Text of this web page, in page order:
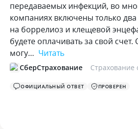
передаваемых инфекций, во
компаниях включены только
на боррелиоз и клещевой
будете оплачивать за свой
могу… Читать
СберСтрахование Страхование
ОФИЦИАЛЬНЫЙ ОТВЕТ ПРОВЕРЕН